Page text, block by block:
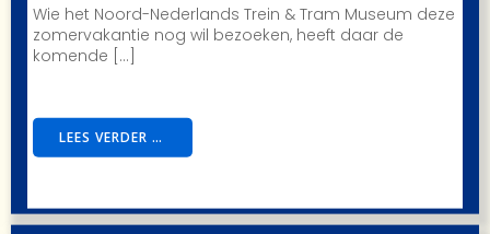
Wie het Noord-Nederlands Trein & Tram Museum deze
zomervakantie nog wil bezoeken, heeft daar de
komende […]
LEES VERDER …